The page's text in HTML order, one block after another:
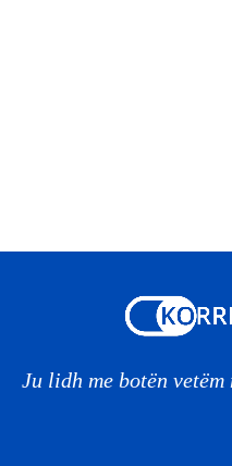
Ju lidh me botën